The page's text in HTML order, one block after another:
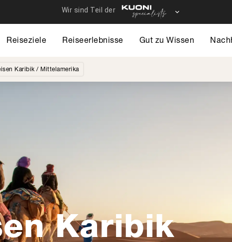
Reiseziele Reiseerlebnisse Gut zu Wissen
Karibik / Mittelamerika
Karibik